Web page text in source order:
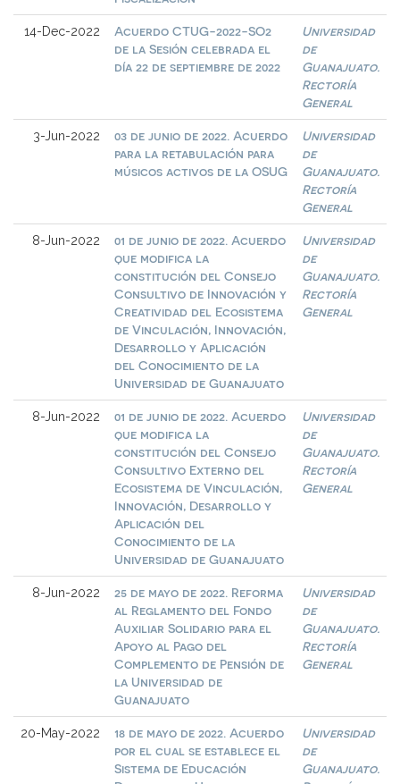
14-Dec-2022
Acuerdo CTUG-2022-SO2
de la Sesión celebrada el
día 22 de septiembre de 2022
Universidad
de
Guanajuato.
Rectoría
General
3-Jun-2022
03 de junio de 2022. Acuerdo
para la retabulación para
músicos activos de la OSUG
Universidad
de
Guanajuato.
Rectoría
General
8-Jun-2022
01 de junio de 2022. Acuerdo
que modifica la
constitución del Consejo
Consultivo de Innovación y
Creatividad del Ecosistema
de Vinculación, Innovación,
Desarrollo y Aplicación
del Conocimiento de la
Universidad de Guanajuato
Universidad
de
Guanajuato.
Rectoría
General
8-Jun-2022
01 de junio de 2022. Acuerdo
que modifica la
constitución del Consejo
Consultivo Externo del
Ecosistema de Vinculación,
Innovación, Desarrollo y
Aplicación del
Conocimiento de la
Universidad de Guanajuato
Universidad
de
Guanajuato.
Rectoría
General
8-Jun-2022
25 de mayo de 2022. Reforma
al Reglamento del Fondo
Auxiliar Solidario para el
Apoyo al Pago del
Complemento de Pensión de
la Universidad de
Guanajuato
Universidad
de
Guanajuato.
Rectoría
General
20-May-2022
18 de mayo de 2022. Acuerdo
por el cual se establece el
Sistema de Educación
Universidad
de
Guanajuato.